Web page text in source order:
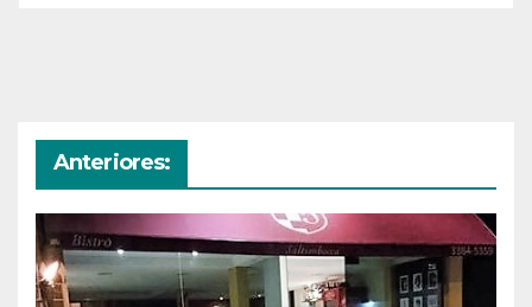
Anteriores: